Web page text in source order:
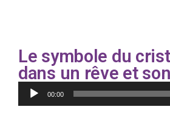
Le symbole du
dans un rêve et
Lecteur
audio00:00